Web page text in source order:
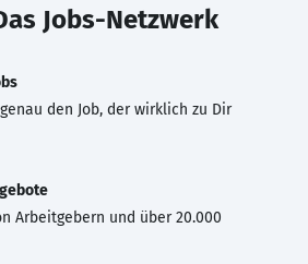
Jobs-Netzwerk
den Job, der wirklich zu Dir
Arbeitgebern und über 20.000